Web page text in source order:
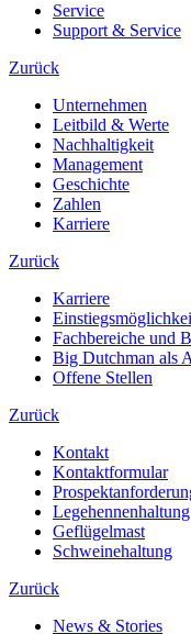
Service
Support & Service
Zurück
Unternehmen
Leitbild & Werte
Nachhaltigkeit
Management
Geschichte
Zahlen
Karriere
Zurück
Karriere
Fachbereiche und
Big Dutchman als
Offene Stellen
Zurück
Kontakt
Kontaktformular
Legehennenhaltung
Geflügelmast
Schweinehaltung
Zurück
News & Stories